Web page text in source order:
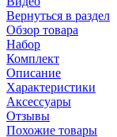
Вернуться в раздел
Обзор товара
Набор
Комплект
Описание
Характеристики
Аксессуары
Отзывы
Похожие товары